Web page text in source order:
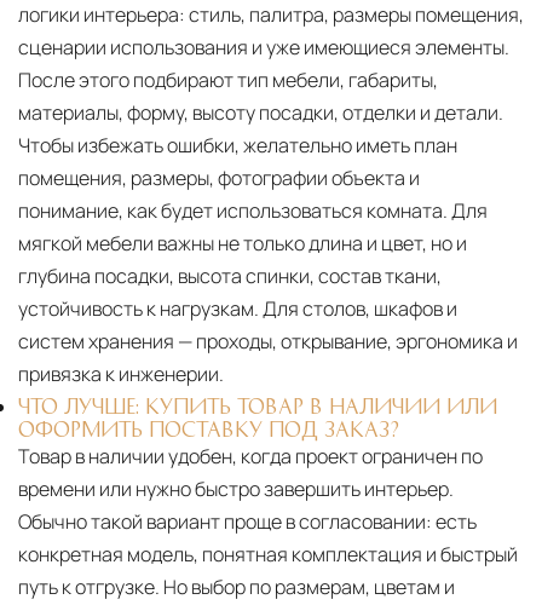
логики интерьера: стиль, палитра, размеры помещения,
сценарии использования и уже имеющиеся элементы.
После этого подбирают тип мебели, габариты,
материалы, форму, высоту посадки, отделки и детали.
Чтобы избежать ошибки, желательно иметь план
помещения, размеры, фотографии объекта и
понимание, как будет использоваться комната. Для
мягкой мебели важны не только длина и цвет, но и
глубина посадки, высота спинки, состав ткани,
устойчивость к нагрузкам. Для столов, шкафов и
систем хранения — проходы, открывание, эргономика и
привязка к инженерии.
ЧТО ЛУЧШЕ: КУПИТЬ ТОВАР В НАЛИЧИИ ИЛИ
ОФОРМИТЬ ПОСТАВКУ ПОД ЗАКАЗ?
Товар в наличии удобен, когда проект ограничен по
времени или нужно быстро завершить интерьер.
Обычно такой вариант проще в согласовании: есть
конкретная модель, понятная комплектация и быстрый
путь к отгрузке. Но выбор по размерам, цветам и